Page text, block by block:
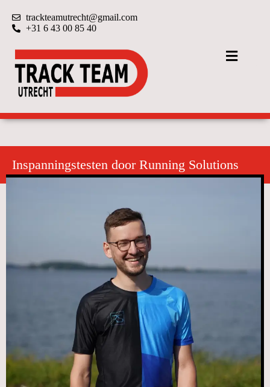
trackteamutrecht@gmail.com
+31 6 43 00 85 40
Inspanningstesten door Running Solutions